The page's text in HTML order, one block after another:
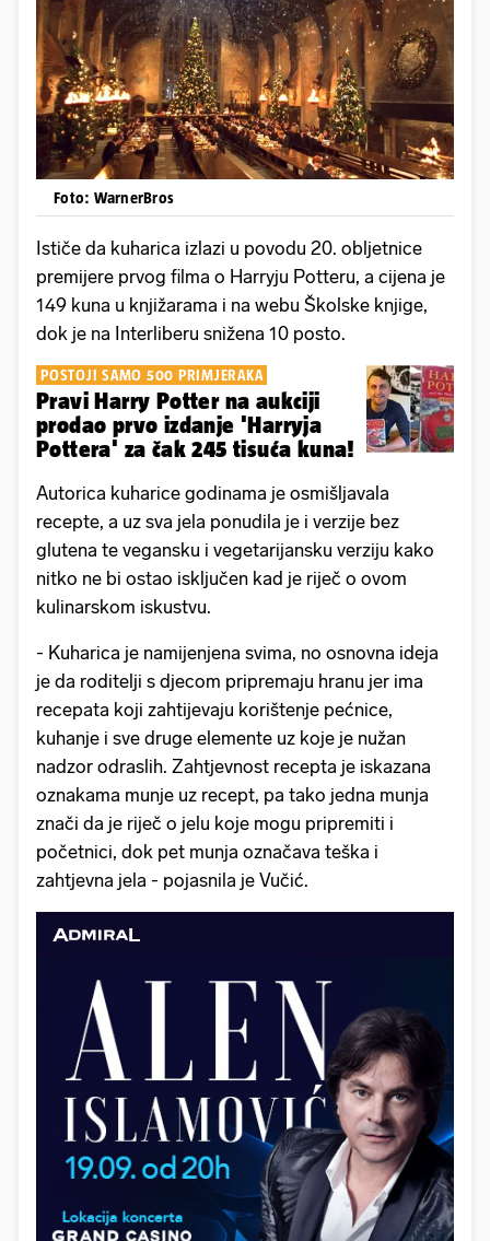
Foto: WarnerBros
Ističe da kuharica izlazi u povodu 20. obljetnice
premijere prvog filma o Harryju Potteru, a cijena je
149 kuna u knjižarama i na webu Školske knjige,
dok je na Interliberu snižena 10 posto.
POSTOJI SAMO 500 PRIMJERAKA
Pravi Harry Potter na aukciji
prodao prvo izdanje 'Harryja
Pottera' za čak 245 tisuća kuna!
Autorica kuharice godinama je osmišljavala
recepte, a uz sva jela ponudila je i verzije bez
glutena te vegansku i vegetarijansku verziju kako
nitko ne bi ostao isključen kad je riječ o ovom
kulinarskom iskustvu.
- Kuharica je namijenjena svima, no osnovna ideja
je da roditelji s djecom pripremaju hranu jer ima
recepata koji zahtijevaju korištenje pećnice,
kuhanje i sve druge elemente uz koje je nužan
nadzor odraslih. Zahtjevnost recepta je iskazana
oznakama munje uz recept, pa tako jedna munja
znači da je riječ o jelu koje mogu pripremiti i
početnici, dok pet munja označava teška i
zahtjevna jela - pojasnila je Vučić.